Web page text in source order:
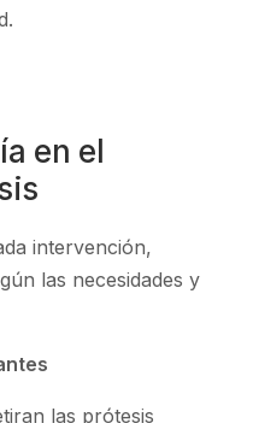
en el
intervención,
las necesidades y
las prótesis